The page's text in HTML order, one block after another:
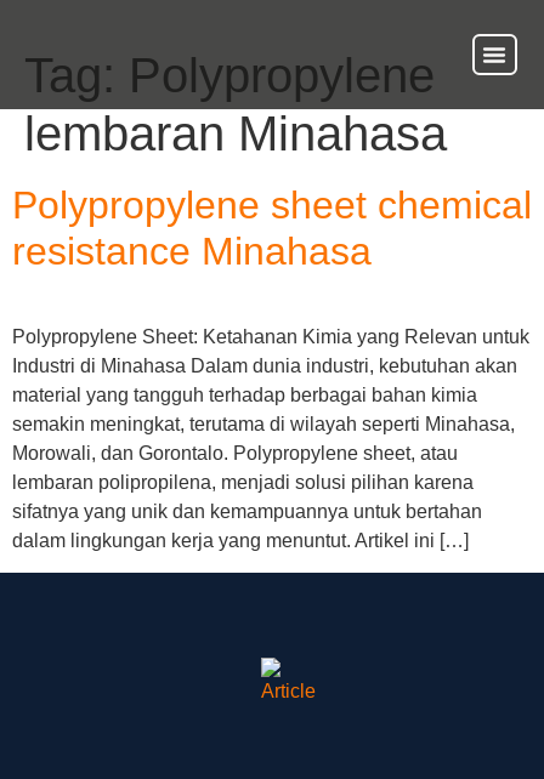
Tag: Polypropylene
lembaran Minahasa
Polypropylene sheet chemical
resistance Minahasa
Polypropylene Sheet: Ketahanan Kimia yang Relevan untuk
Industri di Minahasa Dalam dunia industri, kebutuhan akan
material yang tangguh terhadap berbagai bahan kimia
semakin meningkat, terutama di wilayah seperti Minahasa,
Morowali, dan Gorontalo. Polypropylene sheet, atau
lembaran polipropilena, menjadi solusi pilihan karena
sifatnya yang unik dan kemampuannya untuk bertahan
dalam lingkungan kerja yang menuntut. Artikel ini […]